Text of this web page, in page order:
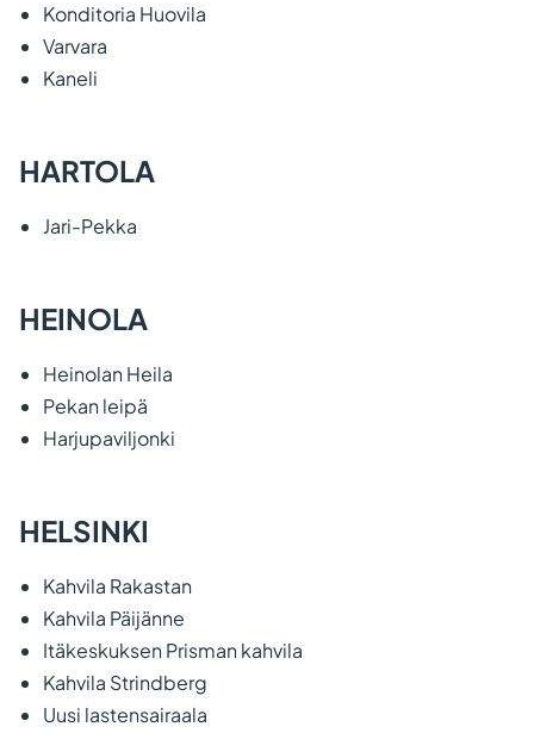
Konditoria Huovila
Varvara
Kaneli
HARTOLA
Jari-Pekka
HEINOLA
Heinolan Heila
Pekan leipä
Harjupaviljonki
HELSINKI
Kahvila Rakastan
Kahvila Päijänne
Itäkeskuksen Prisman kahvila
Kahvila Strindberg
Uusi lastensairaala